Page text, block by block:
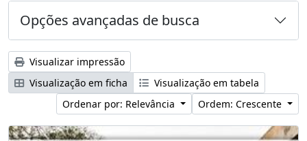
Opções avançadas de busca
Visualizar impressão
Visualização em ficha
Visualização em tabela
Ordenar por: Relevância
Ordem: Crescente